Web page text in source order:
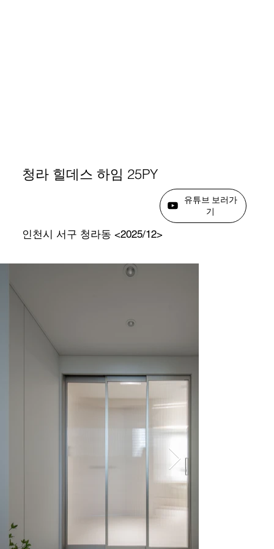
청라 힐데스 하임 25PY
유튜브 보러가
기
인천시 서구 청라동 <2025/12>